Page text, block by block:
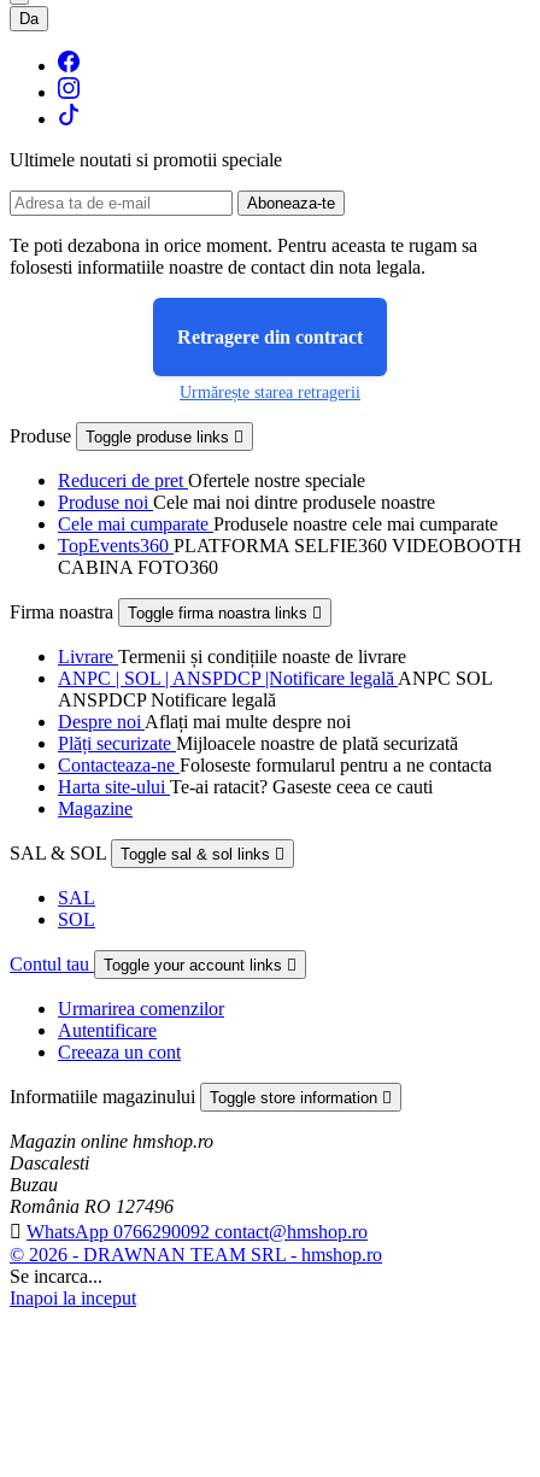
Da
Ultimele noutati si promotii speciale
Te poti dezabona in orice moment. Pentru aceasta te rugam sa
folosesti informatiile noastre de contact din nota legala.
Retragere din contract
Urmărește starea retragerii
Produse Toggle produse links 
Reduceri de pret Ofertele nostre speciale
Produse noi Cele mai noi dintre produsele noastre
Cele mai cumparate Produsele noastre cele mai cumparate
TopEvents360 PLATFORMA SELFIE360 VIDEOBOOTH
CABINA FOTO360
Firma noastra Toggle firma noastra links 
Livrare Termenii și condițiile noaste de livrare
ANPC | SOL | ANSPDCP |Notificare legală ANPC SOL
ANSPDCP Notificare legală
Despre noi Aflați mai multe despre noi
Plăți securizate Mijloacele noastre de plată securizată
Contacteaza-ne Foloseste formularul pentru a ne contacta
Harta site-ului Te-ai ratacit? Gaseste ceea ce cauti
Magazine
SAL & SOL Toggle sal & sol links 
SAL
SOL
Contul tau Toggle your account links 
Urmarirea comenzilor
Autentificare
Creeaza un cont
Informatiile magazinului Toggle store information 
Magazin online hmshop.ro
Dascalesti
Buzau
România RO 127496
 WhatsApp 0766290092 contact@hmshop.ro
© 2026 - DRAWNAN TEAM SRL - hmshop.ro
Se incarca...
Inapoi la inceput